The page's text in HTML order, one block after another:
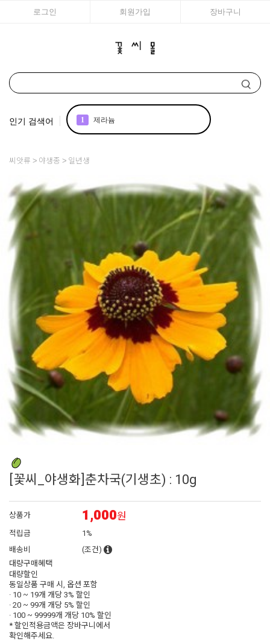
로그인 회원가입 장바구니
인기 검색어 1 제라늄
어린모종 국화
6 백합
에키네시아
페츄니아
백일홍
씨앗류 야생종 일년생
[꽃씨_야생화]춘차국(기생초) : 10g
상품가 1,000원
적립금
1%
배송비
(조건)
대량구매혜택
대량할인
동일상품 구매 시, 옵션 포함
· 10 ~ 19개 개당3% 할인
· 20 ~ 99개 개당 5% 할인
· 100 ~ 99999개 개당 10% 할인
* 할인적용금액은 장바구니에서
확인해주세요.